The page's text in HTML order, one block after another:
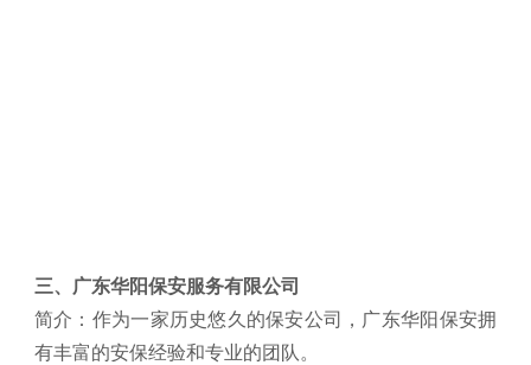
三、广东华阳保安服务有限公司
简介：作为一家历史悠久的保安公司，广东华阳保安拥
有丰富的安保经验和专业的团队。